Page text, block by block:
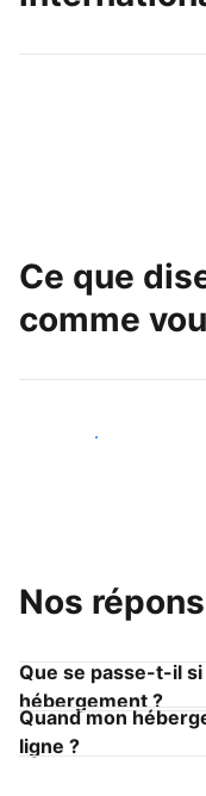
Touchez une
Ce que
comme
Devenir hôte
Nos
Que se passe-t-il
hébergement ?
Quand mon
ligne ?